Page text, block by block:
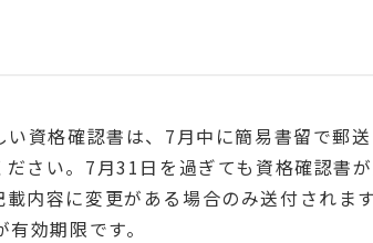
資格確認書は、7月中に簡易書留で郵
さい。7月31日を過ぎても資格確認書
内容に変更がある場合のみ送付されます
効期限です。